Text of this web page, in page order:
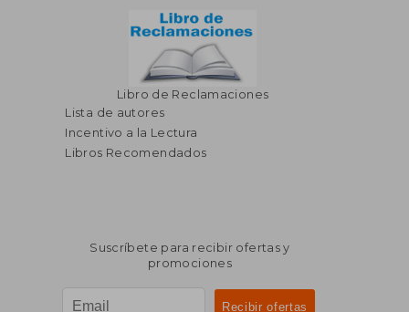
Libro de Reclamaciones
Lista de autores
Incentivo a la Lectura
Libros Recomendados
Suscríbete para recibir ofertas y
promociones